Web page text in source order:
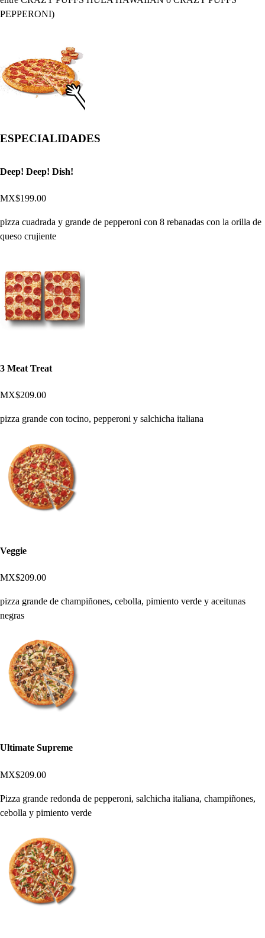
PEPPERONI)
ESPECIALIDADES
Deep! Deep! Dish!
MX$199.00
pizza cuadrada y grande de pepperoni con 8 rebanadas con la orilla de
queso crujiente
3 Meat Treat
MX$209.00
pizza grande con tocino, pepperoni y salchicha italiana
Veggie
MX$209.00
pizza grande de champiñones, cebolla, pimiento verde y aceitunas
negras
Ultimate Supreme
MX$209.00
Pizza grande redonda de pepperoni, salchicha italiana, champiñones,
cebolla y pimiento verde